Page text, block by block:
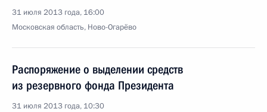
31 июля 2013 года, 16:00
Московская область, Ново-Огарёво
Распоряжение о выделении средств
из резервного фонда Президента
31 июля 2013 года, 10:30